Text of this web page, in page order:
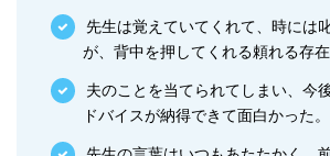
先生は覚えていてくれて、時には
が、背中を押してくれる頼れる存在
夫のことを当てられてしまい、今
ドバイスが納得できて面白かった。